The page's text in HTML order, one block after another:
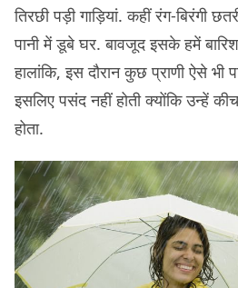
तिरछी पड़ी गाड़ियां. कहीं रंग-बिरंगी
पानी में डूबे घर. बावजूद इसके हमें
हालांकि, इस दौरान कुछ प्राणी ऐसे भी
इसलिए पसंद नहीं होती क्योंकि उन्हें
होता.